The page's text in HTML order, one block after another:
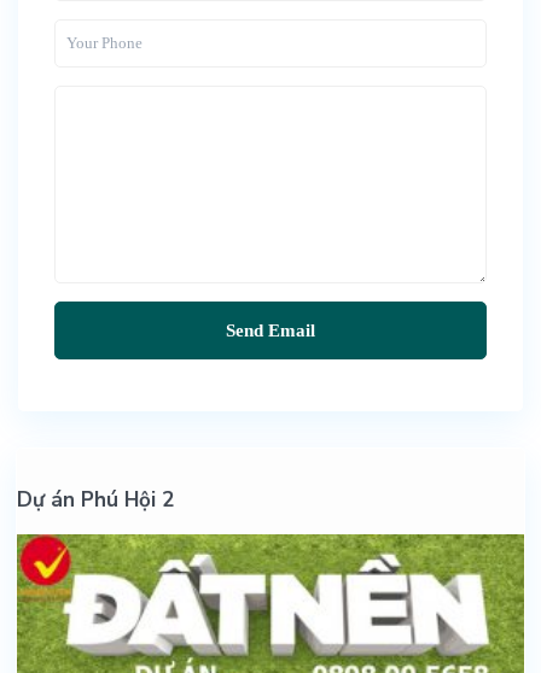
Dự án Phú Hội 2